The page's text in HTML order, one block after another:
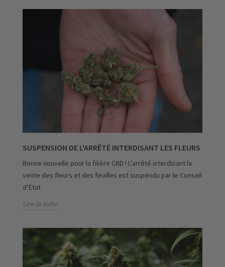
SUSPENSION DE L'ARRÊTÉ INTERDISANT LES FLEURS
Bonne nouvelle pour la filière CBD ! L’arrêté interdisant la
vente des fleurs et des feuilles est suspendu par le Conseil
d’État
Lire la suite